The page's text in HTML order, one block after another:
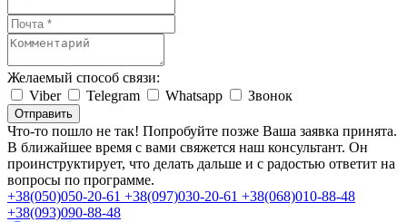
Желаемый способ связи:
Viber
Telegram Whatsapp Звонок
Отправить
Что-то пошло не так! Попробуйте позже Ваша заявка принята.
В ближайшее время с вами свяжется наш консультант. Он
проинструктирует, что делать дальше и с радостью ответит на
вопросы по программе.
+38(050)050-20-61 +38(097)030-20-61 +38(068)010-88-48
+38(093)090-88-48